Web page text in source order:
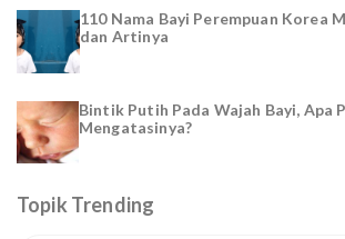
110 Nama Bayi Perempuan Korea
dan Artinya
Bintik Putih Pada Wajah Bayi, Apa
Mengatasinya?
Topik Trending